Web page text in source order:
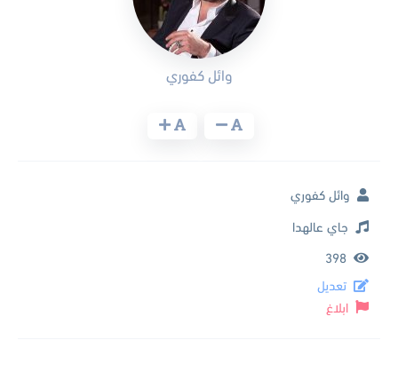
وائل كفوري
وائل كفوري
جاي عالهدا
398
تعديل
ابلاغ